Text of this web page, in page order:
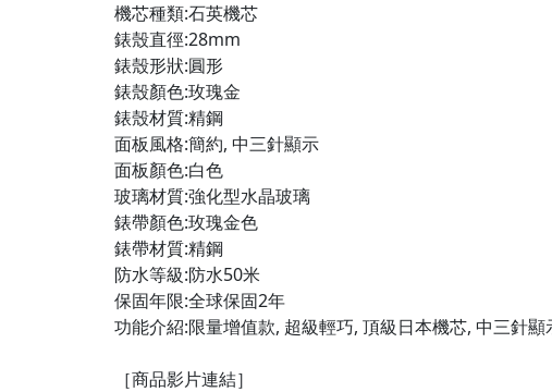
機芯種類:石英機芯
錶殼直徑:28mm
錶殼形狀:圓形
錶殼顏色:玫瑰金
錶殼材質:精鋼
面板風格:簡約, 中三針顯示
面板顏色:白色
玻璃材質:強化型水晶玻璃
錶帶顏色:玫瑰金色
錶帶材質:精鋼
防水等級:防水50米
保固年限:全球保固2年
功能介紹:限量增值款, 超級輕巧, 頂級日本機芯, 中三針
［商品影片連結］